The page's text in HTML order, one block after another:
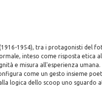
1954), tra i protagonisti del
inteso come risposta etica
e misura all'esperienza
come un gesto insieme
logica dello scoop uno sguardo